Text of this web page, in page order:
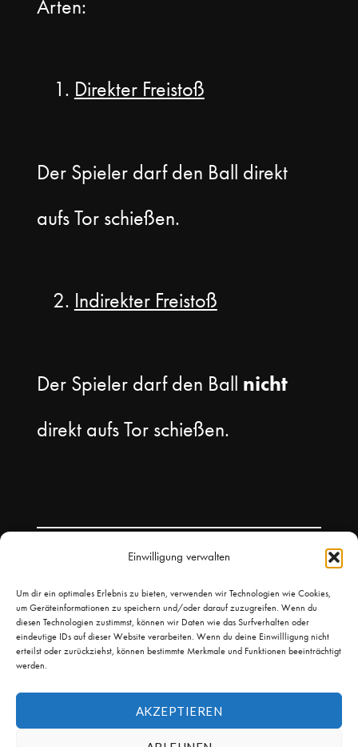
Einwilligung verwalten
Um dir ein optimales Erlebnis zu bieten, verwenden wir Technologien wie Cookies,
um Geräteinformationen zu speichern und/oder darauf zuzugreifen. Wenn du
diesen Technologien zustimmst, können wir Daten wie das Surfverhalten oder
eindeutige IDs auf dieser Website verarbeiten. Wenn du deine Einwillligung nicht
erteilst oder zurückziehst, können bestimmte Merkmale und Funktionen beeinträchtigt
werden.
AKZEPTIEREN
Arten:
Direkter Freistoß
Der Spieler darf den Ball direkt
aufs Tor schießen.
Indirekter Freistoß
Der Spieler darf den Ball nicht
direkt aufs Tor schießen.